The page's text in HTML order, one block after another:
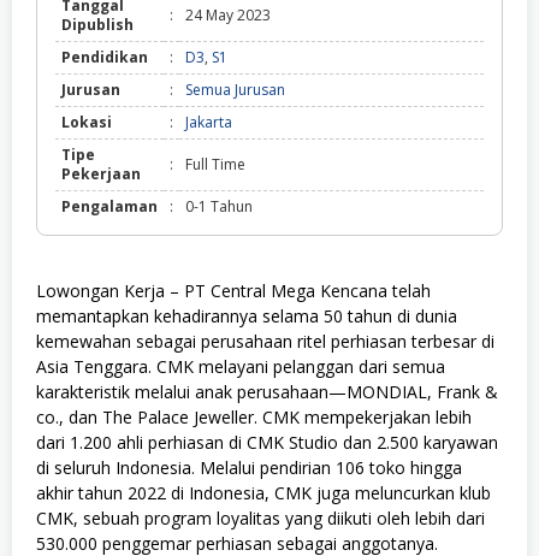
Tanggal
Dipublish
: 24 May 2023
Pendidikan : D3, S1
Jurusan
:
Semua Jurusan
Lokasi
:
Jakarta
Tipe
Pekerjaan
: Full Time
Pengalaman : 0-1 Tahun
Lowongan Kerja – PT Central Mega Kencana telah
memantapkan kehadirannya selama 50 tahun di dunia
kemewahan sebagai perusahaan ritel perhiasan terbesar di
Asia Tenggara. CMK melayani pelanggan dari semua
karakteristik melalui anak perusahaan—MONDIAL, Frank &
co., dan The Palace Jeweller. CMK mempekerjakan lebih
dari 1.200 ahli perhiasan di CMK Studio dan 2.500 karyawan
di seluruh Indonesia. Melalui pendirian 106 toko hingga
akhir tahun 2022 di Indonesia, CMK juga meluncurkan klub
CMK, sebuah program loyalitas yang diikuti oleh lebih dari
530.000 penggemar perhiasan sebagai anggotanya.